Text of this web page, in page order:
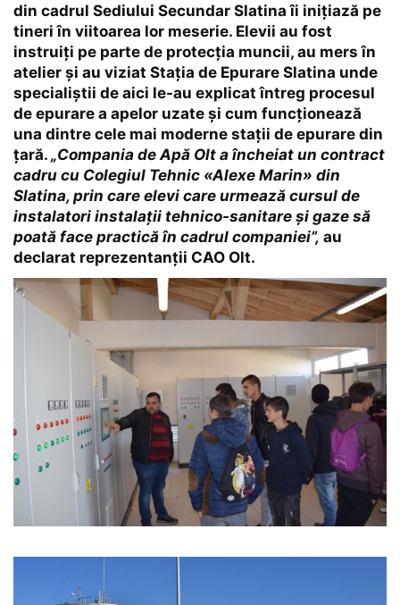
din cadrul Sediului Secundar Slatina îi inițiază pe
tineri în viitoarea lor meserie. Elevii au fost
instruiți pe parte de protecția muncii, au mers în
atelier și au viziat Stația de Epurare Slatina unde
specialiștii de aici le-au explicat întreg procesul
de epurare a apelor uzate și cum funcționează
una dintre cele mai moderne stații de epurare din
țară. „Compania de Apă Olt a încheiat un contract
cadru cu Colegiul Tehnic «Alexe Marin» din
Slatina, prin care elevi care urmează cursul de
instalatori instalații tehnico-sanitare și gaze să
poată face practică în cadrul companiei”, au
declarat reprezentanții CAO Olt.